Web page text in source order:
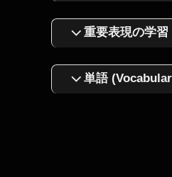
重要表現の学習
単語